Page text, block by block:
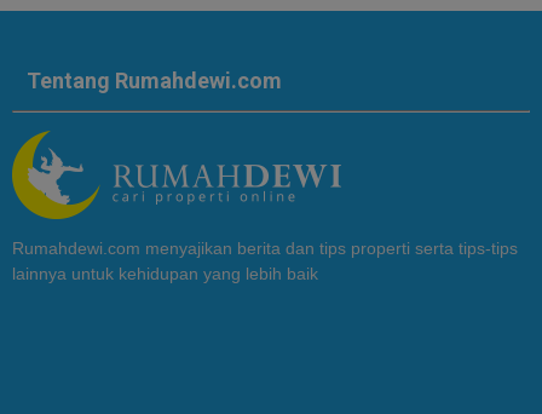
Tentang Rumahdewi.com
Rumahdewi.com menyajikan berita dan tips properti serta tips-tips
lainnya untuk kehidupan yang lebih baik